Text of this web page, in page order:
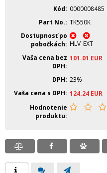
Kód
0000008485
Part No. TK550K
Dostupnosť po
pobočkách
HLV EXT
Vaša cena bez
DPH
101.01 EUR
DPH 23%
Vaša cena s DPH 124.24 EUR
Hodnotenie
produktu